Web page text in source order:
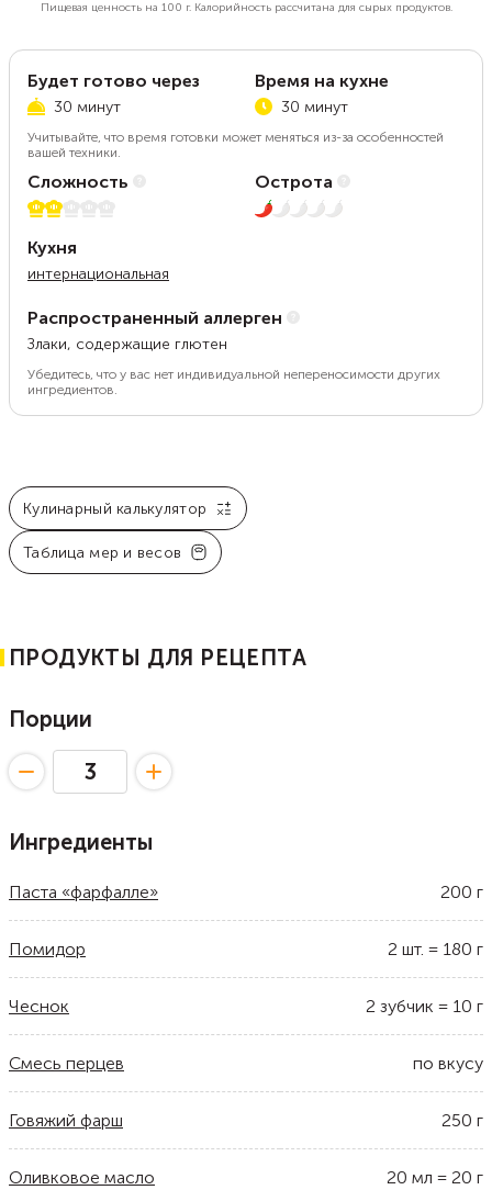
Пищевая ценность на 100 г.Калорийность рассчитана для сырых продуктов.
Будет готово через
30 минут
Время на кухне
30 минут
Учитывайте, что время готовки может меняться из-за особенностей
вашей техники.
Сложность
2 из 5
Острота
1 из 5
Кухня
интернациональная
Распространенный аллерген
Злаки, содержащие глютен
Убедитесь, что у вас нет индивидуальной непереносимости других
ингредиентов.
Кулинарный калькулятор
Таблица мер и весов
ПРОДУКТЫ ДЛЯ РЕЦЕПТА
Порции
Ингредиенты
Паста «фарфалле» 200 г
Помидор 2 шт. = 180 г
Чеснок 2 зубчик = 10 г
Смесь перцев по вкусу
Говяжий фарш 250 г
Оливковое масло 20 мл = 20 г